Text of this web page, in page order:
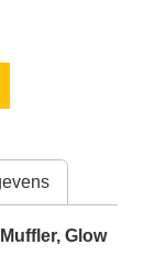
Glow